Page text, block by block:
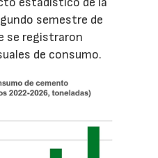
semestre de
se registraron
de consumo.